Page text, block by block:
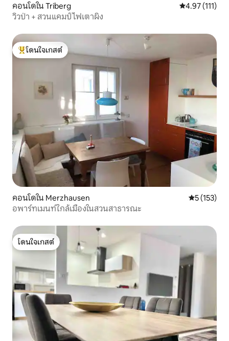
คอนโดใน Triberg คะแนนเฉลี่ย
4.97 (111)
วิวป่า + สวนแคมป์ไฟเตาผิง
โดนใจเกสต์ที่สุด
โดนใจเกสต์
คอนโดใน Merzhausen คะแนนเฉลี่
5 (153)
อพาร์ทเมนท์ใกล้เมืองในสวนสาธารณะ
โดนใจเกสต์
โดนใจเกสต์